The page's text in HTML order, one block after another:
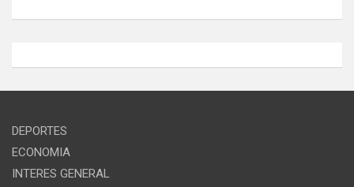
DEPORTES
ECONOMIA
INTERES GENERAL